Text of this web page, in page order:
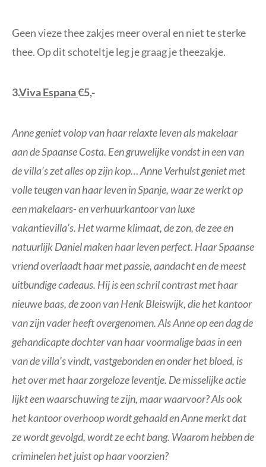
Geen vieze thee zakjes meer overal en niet te sterke
thee. Op dit schoteltje leg je graag je theezakje.
3.Viva Espana€5,-
Anne geniet volop van haar relaxte leven als makelaar
aan de Spaanse Costa. Een gruwelijke vondst in een van
de villa’s zet alles op zijn kop… Anne Verhulst geniet met
volle teugen van haar leven in Spanje, waar ze werkt op
een makelaars- en verhuurkantoor van luxe
vakantievilla’s. Het warme klimaat, de zon, de zee en
natuurlijk Daniel maken haar leven perfect. Haar Spaanse
vriend overlaadt haar met passie, aandacht en de meest
uitbundige cadeaus. Hij is een schril contrast met haar
nieuwe baas, de zoon van Henk Bleiswijk, die het kantoor
van zijn vader heeft overgenomen. Als Anne op een dag de
gehandicapte dochter van haar voormalige baas in een
van de villa’s vindt, vastgebonden en onder het bloed, is
het over met haar zorgeloze leventje. De misselijke actie
lijkt een waarschuwing te zijn, maar waarvoor? Als ook
het kantoor overhoop wordt gehaald en Anne merkt dat
ze wordt gevolgd, wordt ze echt bang. Waarom hebben de
criminelen het juist op haar voorzien?